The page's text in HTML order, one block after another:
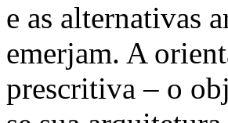
e as alternativas
emerjam. A
prescritiva – o